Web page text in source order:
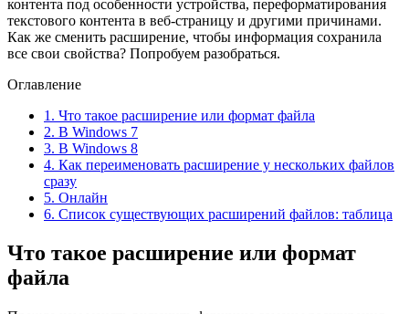
контента под особенности устройства, переформатирования
текстового контента в веб-страницу и другими причинами.
Как же сменить расширение, чтобы информация сохранила
все свои свойства? Попробуем разобраться.
Оглавление
1. Что такое расширение или формат файла
2. В Windows 7
3. В Windows 8
4. Как переименовать расширение у нескольких файлов
сразу
5. Онлайн
6. Список существующих расширений файлов: таблица
Что такое расширение или формат
файла